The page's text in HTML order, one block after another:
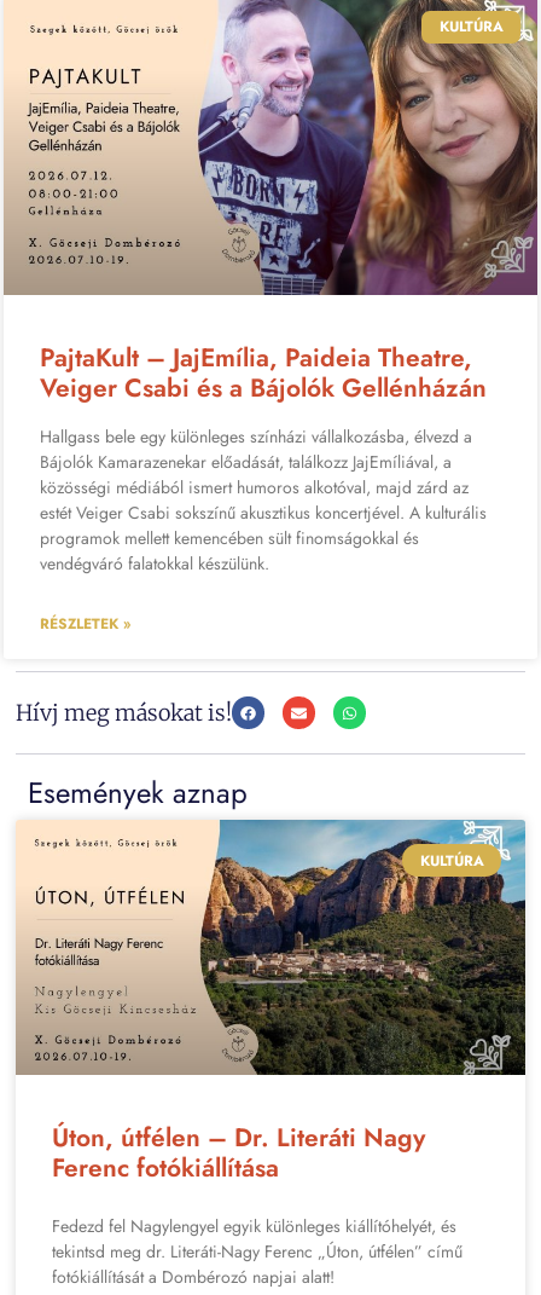
KULTÚRA
PajtaKult – JajEmília, Paideia Theatre,
Veiger Csabi és a Bájolók Gellénházán
Hallgass bele egy különleges színházi vállalkozásba, élvezd a
Bájolók Kamarazenekar előadását, találkozz JajEmíliával, a
közösségi médiából ismert humoros alkotóval, majd zárd az
estét Veiger Csabi sokszínű akusztikus koncertjével. A kulturális
programok mellett kemencében sült finomságokkal és
vendégváró falatokkal készülünk.
RÉSZLETEK »
Hívj meg másokat is!
Események aznap
KULTÚRA
Úton, útfélen – Dr. Literáti Nagy
Ferenc fotókiállítása
Fedezd fel Nagylengyel egyik különleges kiállítóhelyét, és
tekintsd meg dr. Literáti-Nagy Ferenc „Úton, útfélen” című
fotókiállítását a Dombérozó napjai alatt!